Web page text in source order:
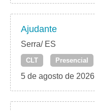
Ajudante
Serra/ ES
CLT Presencial
5 de agosto de 2026